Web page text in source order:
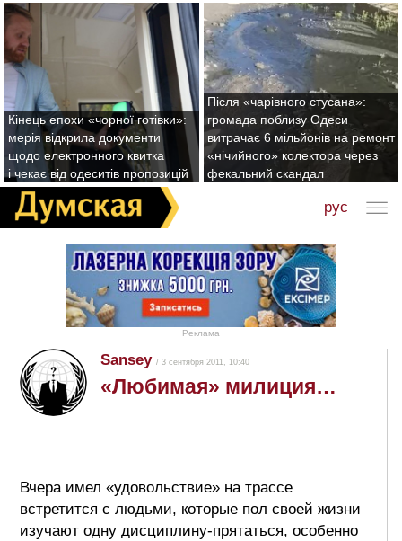
Кінець епохи «чорної готівки»:
мерія відкрила документи
щодо електронного квитка
і чекає від одеситів пропозицій
Після «чарівного стусана»:
громада поблизу Одеси
витрачає 6 мільйонів на ремонт
«нічийного» колектора через
фекальний скандал
рус
Реклама
Sansey / 3 сентября 2011, 10:40
«Любимая» милиция…
Вчера имел «удовольствие» на трассе
встретится с людьми, которые пол своей жизни
изучают одну дисциплину-прятаться, особенно